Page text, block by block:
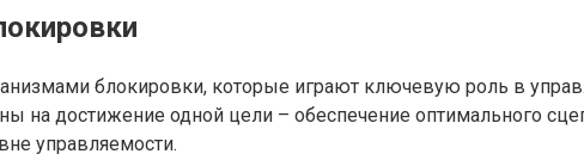
блокировки, которые играют ключевую роль в
на достижение одной цели – обеспечение оптимального
управляемости.